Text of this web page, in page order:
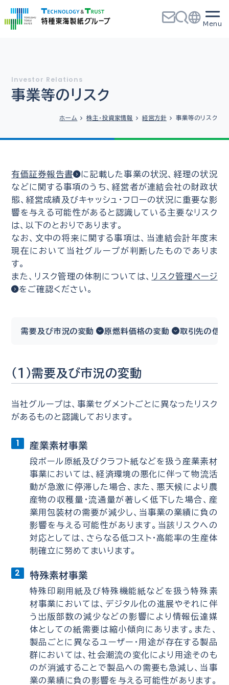
事業等のリスク
ホーム 株主・投資家情報 経営方針 事業等のリスク
有価証券報告書
に記載した事業の状況、経理の状況
などに関する事項のうち、経営者が連結会社の財政状
態、経営成績及びキャッシュ・フローの状況に重要な影
響を与える可能性があると認識している主要なリスク
は、以下のとおりであります。
なお、文中の将来に関する事項は、当連結会計年度末
現在において当社グループが判断したものでありま
す。
また、リスク管理の体制については、 リスク管理ページ
をご確認ください。
需要及び市況の変動 原燃料価格の変動 取引先の信用
（1）需要及び市況の変動
当社グループは、事業セグメントごとに異なったリスク
があるものと認識しております。
産業素材事業
段ボール原紙及びクラフト紙などを扱う産業素材
事業においては、経済環境の悪化に伴って物流活
動が急激に停滞した場合、また、悪天候により農
産物の収穫量・流通量が著しく低下した場合、産
業用包装材の需要が減少し、当事業の業績に負の
影響を与える可能性があります。当該リスクへの
対応としては、さらなる低コスト・高能率の生産体
制確立に努めてまいります。
特殊素材事業
特殊印刷用紙及び特殊機能紙などを扱う特殊素
材事業においては、デジタル化の進展やそれに伴
う出版部数の減少などの影響により情報伝達媒
体としての紙需要は縮小傾向にあります。また、
製品ごとに異なるユーザー・用途が存在する製品
群においては、社会潮流の変化により用途そのも
のが消滅することで製品への需要も急減し、当事
業の業績に負の影響を与える可能性があります。